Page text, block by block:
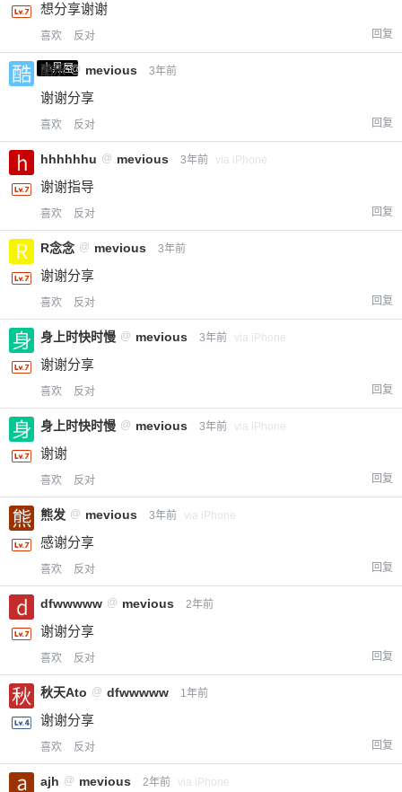
想分享谢谢
喜欢 反对 回复
小黑屋
酷乐 @ mevious 3年前
谢谢分享
喜欢 反对 回复
hhhhhhu @ mevious 3年前 via iPhone
谢谢指导
喜欢 反对 回复
R念念 @ mevious 3年前
谢谢分享
喜欢 反对 回复
身上时快时慢 @ mevious 3年前 via iPhone
谢谢分享
喜欢 反对 回复
身上时快时慢 @ mevious 3年前 via iPhone
谢谢
喜欢 反对 回复
熊发 @ mevious 3年前 via iPhone
感谢分享
喜欢 反对 回复
dfwwwww @ mevious 2年前
谢谢分享
喜欢 反对 回复
秋天Ato @ dfwwwww 1年前
谢谢分享
喜欢 反对 回复
ajh @ mevious 2年前 via iPhone